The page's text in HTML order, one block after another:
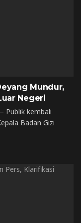
Mundur,
Negeri
Publik kembali
Badan Gizi